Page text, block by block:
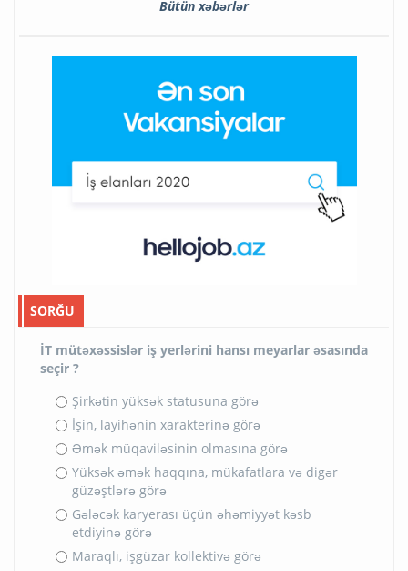
Bütün xəbərlər
SORĞU
İT mütəxəssislər iş yerlərini hansı meyarlar əsasında
seçir ?
Şirkətin yüksək statusuna görə
İşin, layihənin xarakterinə görə
Əmək müqaviləsinin olmasına görə
Yüksək əmək haqqına, mükafatlara və digər
güzəştlərə görə
Gələcək karyerası üçün əhəmiyyət kəsb
etdiyinə görə
Maraqlı, işgüzar kollektivə görə